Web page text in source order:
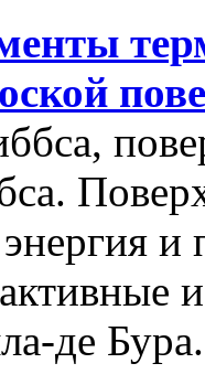
и
де